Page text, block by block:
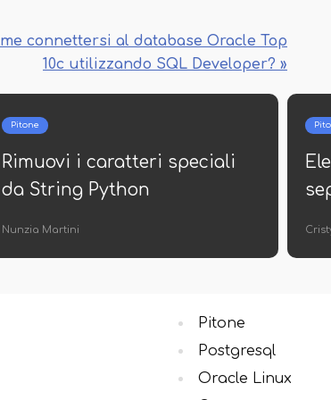
connettersi al database Oracle Top
10c utilizzando SQL Developer? »
Math Exp
Pitone
Nunzia
Pitone
Postgresql
Oracle Linux